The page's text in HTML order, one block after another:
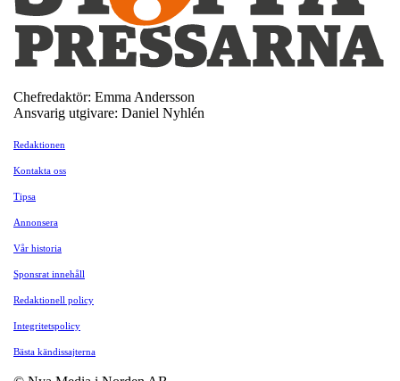
Chefredaktör: Emma Andersson
Ansvarig utgivare: Daniel Nyhlén
Redaktionen
Kontakta oss
Tipsa
Annonsera
Vår historia
Sponsrat innehåll
Redaktionell policy
Integritetspolicy
Bästa kändissajterna